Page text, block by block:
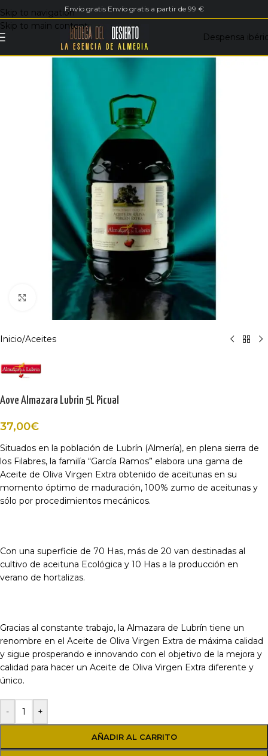
Skip to navigation
Skip to main content
Envío gratis Envío gratis a partir de 99 €
Despensa
Haga Click para agrandar
Inicio/Aceites
Aove Almazara Lubrin 5L Picual
37,00€
Situados en la población de Lubrín (Almería), en plena sierra de
los Filabres, la familía “García Ramos” elabora una gama de
Aceite de Oliva Virgen Extra obtenido de aceitunas en su
momento óptimo de maduración, 100% zumo de aceitunas y
sólo por procedimientos mecánicos.
Con una superficie de 70 Has, más de 20 van destinadas al
cultivo de aceituna Ecológica y 10 Has a la producción en
verano de hortalizas.
Gracias al constante trabajo, la Almazara de Lubrín tiene un
renombre en el Aceite de Oliva Virgen Extra de máxima calidad
y sigue prosperando e innovando con el objetivo de la mejora y
calidad para hacer un Aceite de Oliva Virgen Extra diferente y
único.
- +
AÑADIR AL CARRITO